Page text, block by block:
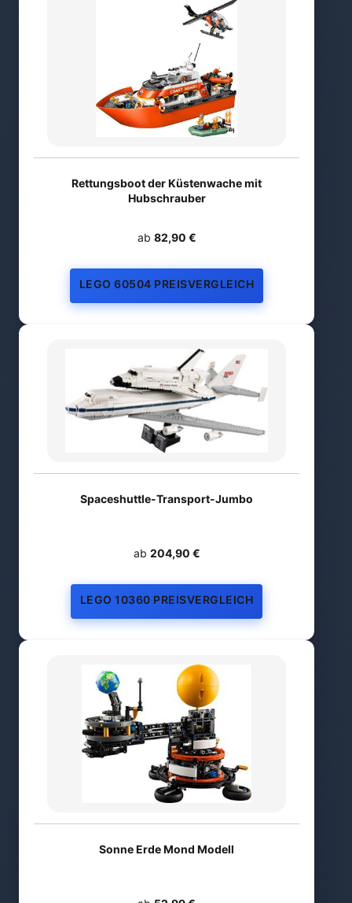
Rettungsboot der Küstenwache mit
Hubschrauber
ab 82,90 €
LEGO 60504 PREISVERGLEICH
Spaceshuttle-Transport-Jumbo
ab 204,90 €
LEGO 10360 PREISVERGLEICH
Sonne Erde Mond Modell